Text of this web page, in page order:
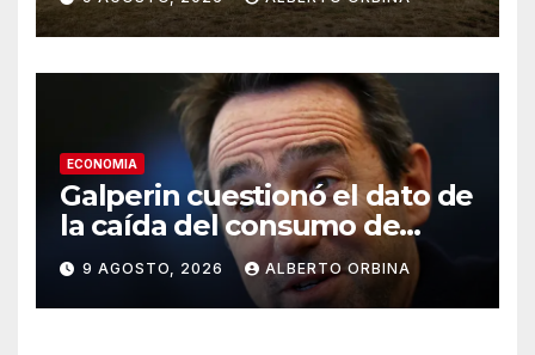
mayo
ECONOMIA
Galperin cuestionó el dato de
la caída del consumo de
CAME y Milei lo respaldó
9 AGOSTO, 2026 ALBERTO ORBINA